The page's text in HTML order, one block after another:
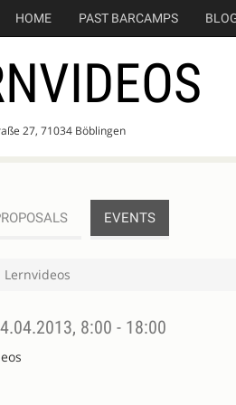
HOME PAST BARCAMPS
27, 71034 Böblingen
EVENTS
Lernvideos
8:00 - 18:00